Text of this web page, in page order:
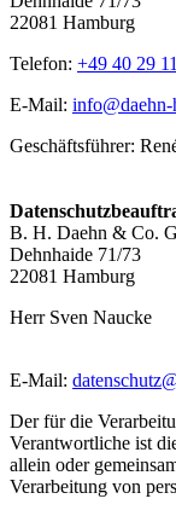
22081 Hamburg
Telefon: +49 40 29
E-Mail: info@daehn-
Geschäftsführer:
B. H. Daehn & Co.
Dehnhaide 71/73
22081 Hamburg
Herr Sven Naucke
E-Mail:
Der für die
Verantwortliche ist
allein oder
Verarbeitung von